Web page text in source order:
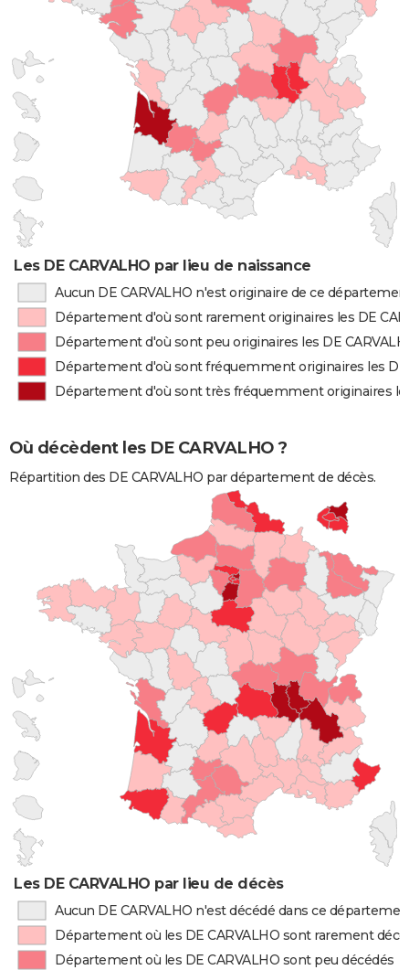
Les DE CARVALHO par lieu de naissance
Aucun DE CARVALHO n'est originaire de ce
Département d'où sont rarement originaires les DE
Département d'où sont peu originaires les DE
Département d'où sont fréquemment originaires les DE
Département d'où sont très fréquemment originaires
Où décèdent les DE CARVALHO ?
Répartition des DE CARVALHO par département de décès.
Les DE CARVALHO par lieu de décès
Aucun DE CARVALHO n'est décédé dans ce
Département où les DE CARVALHO sont rarement
Département où les DE CARVALHO sont peu décédés